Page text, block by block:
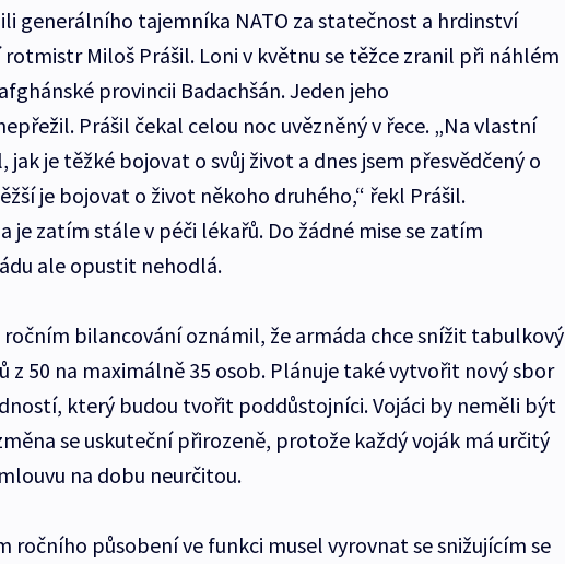
generálního tajemníka NATO za statečnost a hrdinství
Miloš Prášil. Loni v květnu se těžce zranil při náhlém
provincii Badachšán. Jeden jeho
Prášil čekal celou noc uvězněný v řece. „Na vlastní
jak je těžké bojovat o svůj život a dnes jsem přesvědčený o
je bojovat o život někoho druhého,“ řekl Prášil.
je zatím stále v péči lékařů. Do žádné mise se zatím
ale opustit nehodlá.
ročním bilancování oznámil, že armáda chce snížit tabulkový
z 50 na maximálně 35 osob. Plánuje také vytvořit nový sbor
který budou tvořit poddůstojníci. Vojáci by neměli být
se uskuteční přirozeně, protože každý voják má určitý
na dobu neurčitou.
ročního působení ve funkci musel vyrovnat se snižujícím se